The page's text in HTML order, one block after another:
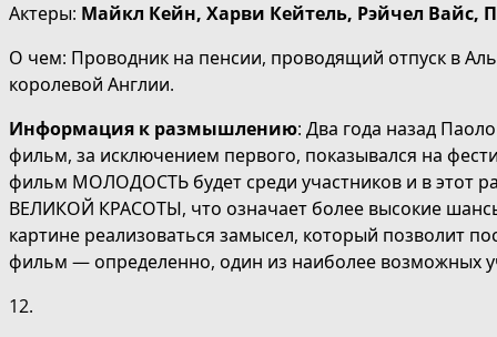
Актеры: Майкл Кейн, Харви Кейтель, Рэйчел Вайс,
О чем: Проводник на пенсии, проводящий отпуск в
королевой Англии.
Информация к размышлению: Два года назад
фильм, за исключением первого, показывался на
фильм МОЛОДОСТЬ будет среди участников и в этот
ВЕЛИКОЙ КРАСОТЫ, что означает более высокие
картине реализоваться замысел, который позволит
фильм — определенно, один из наиболее возможных
12.